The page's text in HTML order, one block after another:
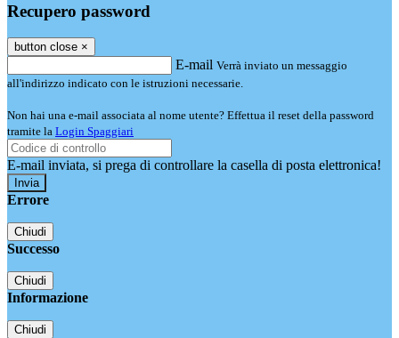
Recupero password
button close ×
E-mail Verrà inviato un messaggio
all'indirizzo indicato con le istruzioni necessarie.
Non hai una e-mail associata al nome utente? Effettua il reset della password
tramite la Login Spaggiari
E-mail inviata, si prega di controllare la casella di posta elettronica!
Errore
Chiudi
Successo
Chiudi
Informazione
Chiudi